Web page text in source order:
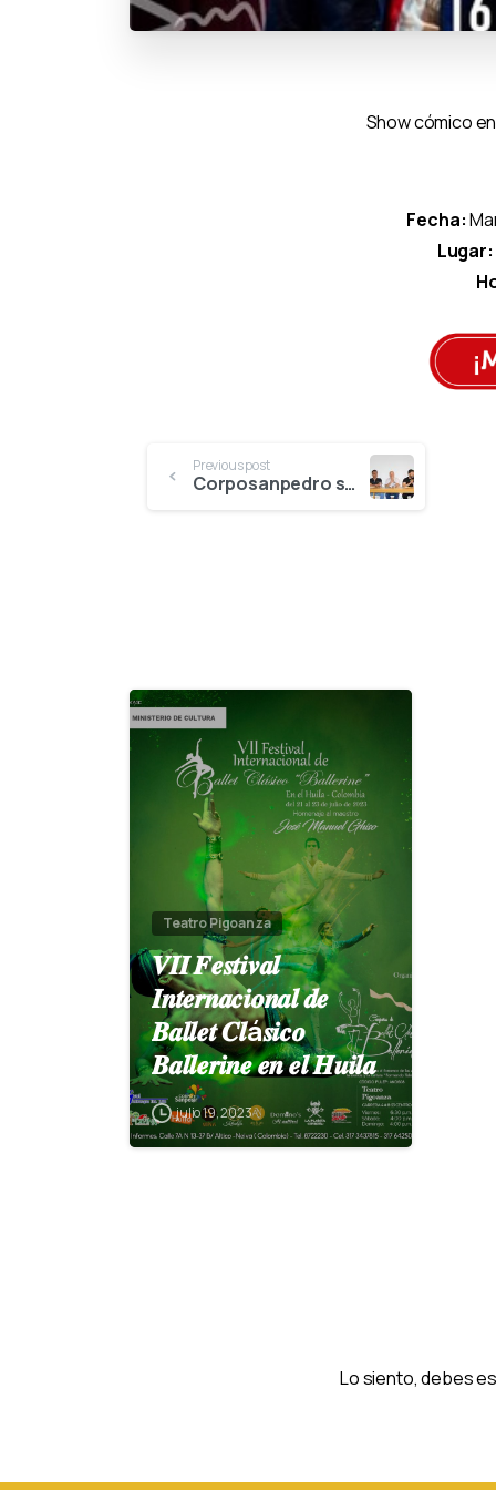
Show cómico
Fecha:
Lugar:
Previous post
Corposanpedro seleccionó a quienes presentarán eventos del Festival del Bambuco en San Juan y San Pedro
Teatro Pigoanza
𝑽𝑰𝑰 𝑭𝒆𝒔𝒕𝒊𝒗𝒂𝒍
𝑰𝒏𝒕𝒆𝒓𝒏𝒂𝒄𝒊𝒐𝒏𝒂𝒍 𝒅𝒆
𝑩𝒂𝒍𝒍𝒆𝒕 𝑪𝒍á𝒔𝒊𝒄𝒐
𝑩𝒂𝒍𝒍𝒆𝒓𝒊𝒏𝒆 𝒆𝒏 𝒆𝒍 𝑯𝒖𝒊𝒍𝒂
julio 19, 2023
Lo siento, debes